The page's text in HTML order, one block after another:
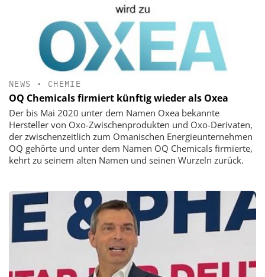
NEWS • CHEMIE
OQ Chemicals firmiert künftig wieder als Oxea
Der bis Mai 2020 unter dem Namen Oxea bekannte
Hersteller von Oxo-Zwischenprodukten und Oxo-Derivaten,
der zwischenzeitlich zum Omanischen Energieunternehmen
OQ gehörte und unter dem Namen OQ Chemicals firmierte,
kehrt zu seinem alten Namen und seinen Wurzeln zurück.